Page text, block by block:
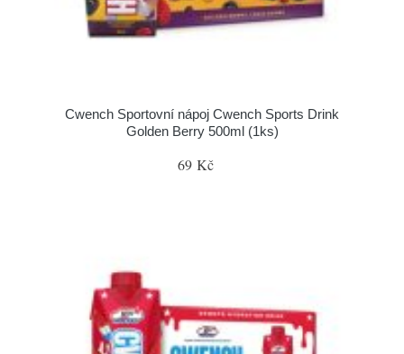
Cwench Sportovní nápoj Cwench Sports Drink
Golden Berry 500ml (1ks)
69 Kč